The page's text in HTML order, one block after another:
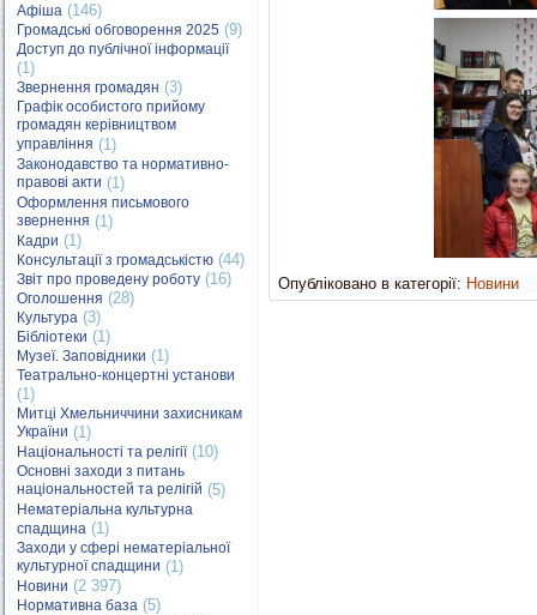
Афіша (146)
Громадські обговорення 2025 (9)
Доступ до публічної інформації
(1)
Звернення громадян (3)
Графік особистого прийому
громадян керівництвом
управління (1)
Законодавство та нормативно-
правові акти (1)
Оформлення письмового
звернення (1)
Кадри (1)
Консультації з громадськістю (44)
Звіт про проведену роботу (16)
Оголошення (28)
Культура (3)
Бібліотеки (1)
Музеї. Заповідники (1)
Театрально-концертні установи
(1)
Митці Хмельниччини захисникам
України (1)
Національності та релігії(10)
Основні заходи з питань
національностей та релігій (5)
Нематеріальна культурна
спадщина (1)
Заходи у сфері нематеріальної
культурної спадщини (1)
Новини (2 397)
Нормативна база (5)
Опубліковано в категорії: Новини